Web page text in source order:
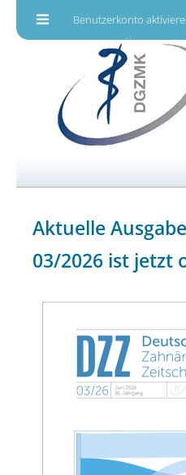
Benutzerkonto
Aktuelle
03/2026 ist jetzt